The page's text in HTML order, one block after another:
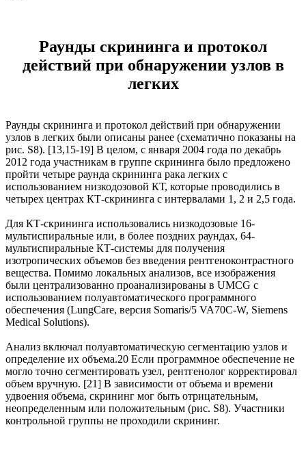
Раунды скрининга и протокол
действий при обнаружении узлов в
легких
Раунды скрининга и протокол действий при обнаружении
узлов в легких были описаны ранее (схематично показаны на
рис. S8). [13,15-19] В целом, с января 2004 года по декабрь
2012 года участникам в группе скрининга было предложено
пройти четыре раунда скрининга рака легких с
использованием низкодозовой КТ, которые проводились в
четырех центрах КТ-скрининга с интервалами 1, 2 и 2,5 года.
Для КТ-скрининга использовались низкодозовые 16-
мультиспиральные или, в более поздних раундах, 64-
мультиспиральные КТ-системы для получения
изотропических объемов без введения рентгеноконтрастного
вещества. Помимо локальных анализов, все изображения
были централизованно проанализированы в UMCG с
использованием полуавтоматического программного
обеспечения (LungCare, версия Somaris/5 VA70C-W, Siemens
Medical Solutions).
Анализ включал полуавтоматическую сегментацию узлов и
определение их объема.20 Если программное обеспечение не
могло точно сегментировать узел, рентгенолог корректировал
объем вручную. [21] В зависимости от объема и времени
удвоения объема, скрининг мог быть отрицательным,
неопределенным или положительным (рис. S8). Участники
контрольной группы не проходили скрининг.